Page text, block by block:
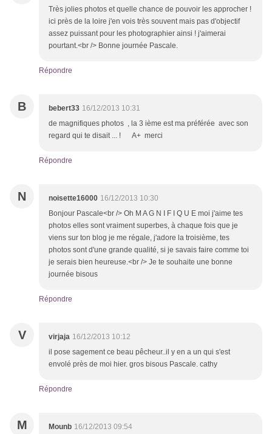
Très jolies photos et quelle chance de pouvoir les approcher !
ici près de la loire j'en vois très souvent mais pas d'objectif
assez puissant pour les photographier ainsi ! j'aimerai
pourtant.<br /> Bonne journée Pascale.
Répondre
B bebert33 16/12/2013 10:31
de magnifiques photos , la 3 ième est ma préférée avec son
regard qui te disait ... ! A+ merci
Répondre
N noisette16000 16/12/2013 10:30
Bonjour Pascale<br /> Oh M A G N I F I Q U E moi j'aime tes
photos elles sont vraiment superbes, à chaque fois que je
viens sur ton blog je me régale, j'adore la troisième, tes
photos sont d'une grande qualité, si je savais faire comme toi
je serais bien heureuse.<br /> Je te souhaite une bonne
journée bisous
Répondre
V virjaja 16/12/2013 10:12
il pose sagement ce beau pêcheur..il y en a un qui s'est
envolé près de moi hier. gros bisous Pascale. cathy
Répondre
M Mounb 16/12/2013 09:54